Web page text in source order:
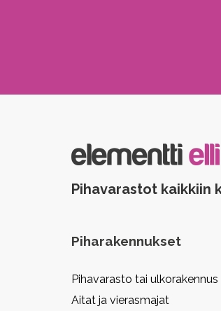
Pihavarastot kaikkiin
Piharakennukset
Pihavarasto tai ulkorakennus
Aitat ja vierasmajat